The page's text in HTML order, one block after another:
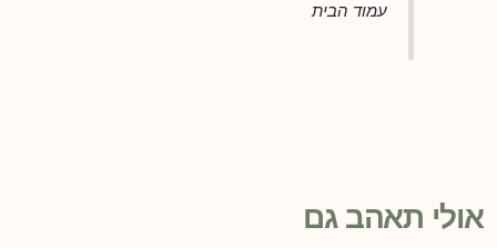
עמוד הבית
אולי תאהב גם